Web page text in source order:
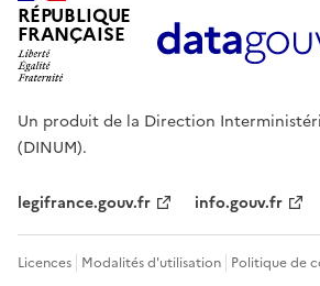
RÉPUBLIQUE
FRANÇAISE
Un produit de la Direction
(DINUM).
legifrance.gouv.fr info.gouv.fr
Licences Modalités d'utilisation Politique de